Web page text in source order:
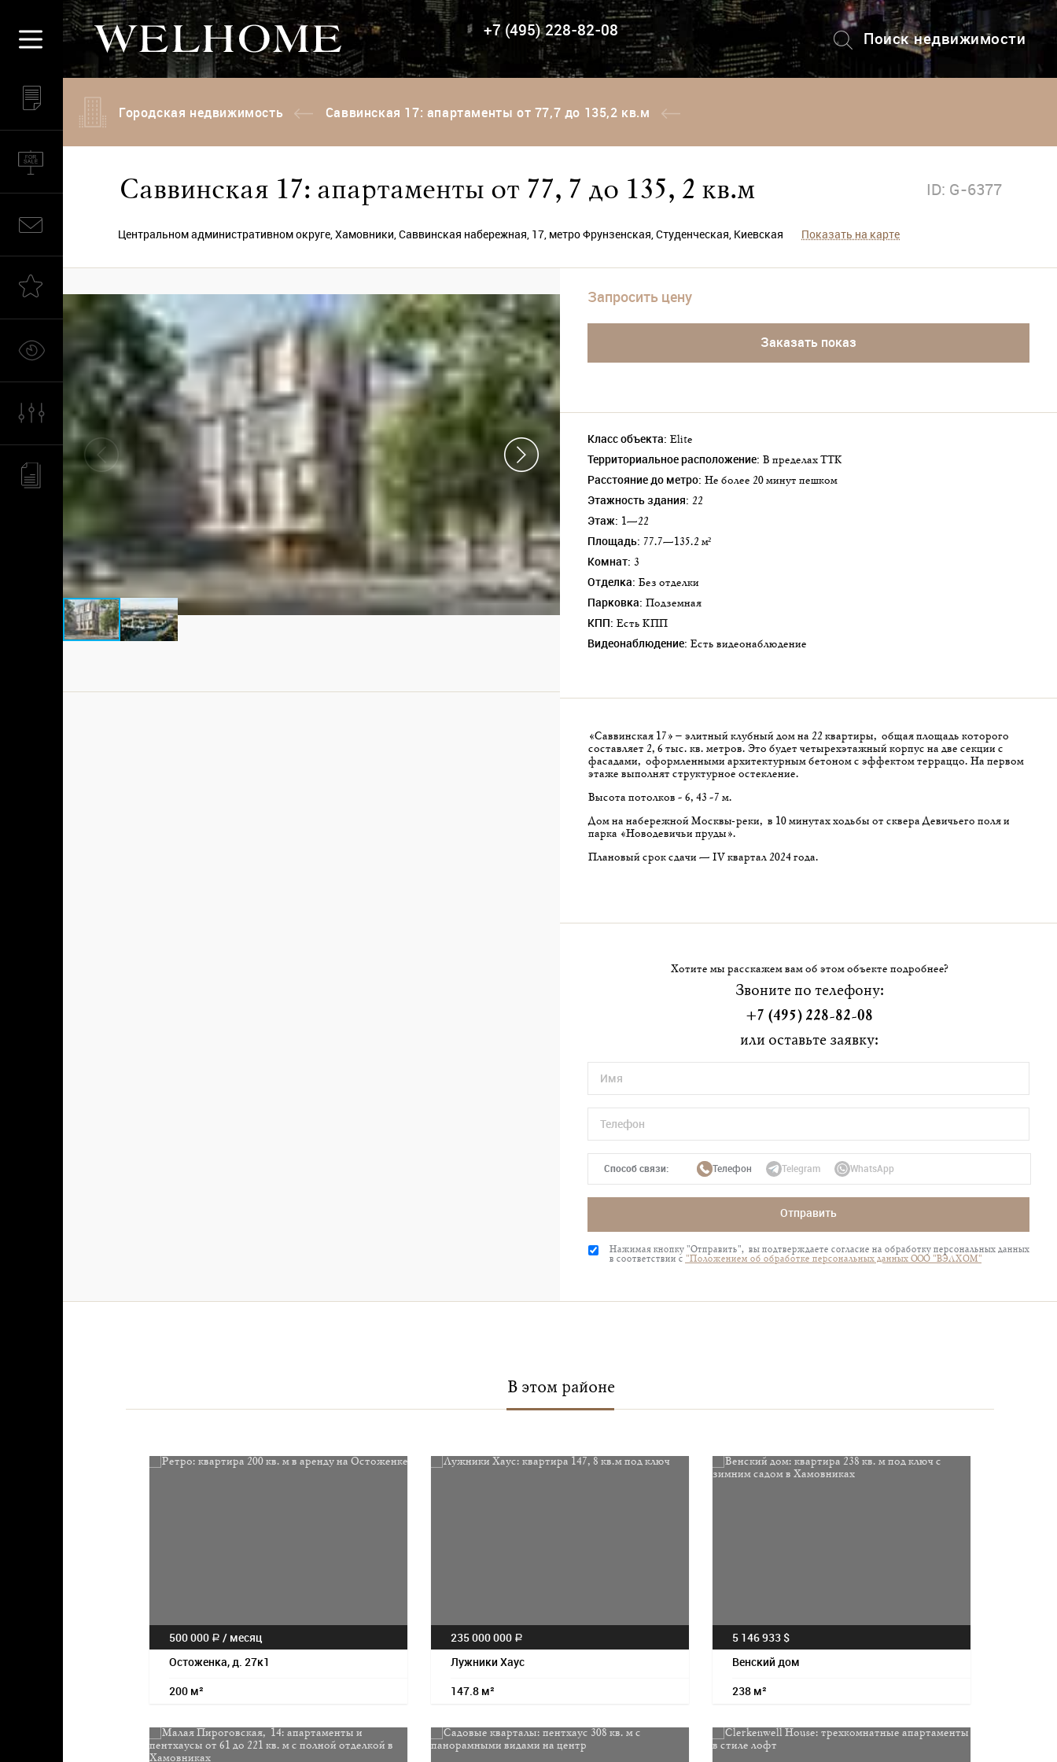
+7 (495) 228-82-08
Поиск недвижимости
+7 (495) 228-82-08
Городская недвижимость Саввинская 17: апартаменты от 77,7 до 135,2 кв.м
Саввинская 17: апартаменты от 77,7 до 135,2 кв.м ID: G-6377
Центральном административном округе, Хамовники, Саввинская набережная, 17, метро Фрунзенская, Студенческая, Киевская Показать на карте
Запросить цену
Заказать показ
Класс объекта: Elite
Территориальное расположение: в пределах ТТК
Расстояние до метро: не более 20 минут пешком
Этажность здания: 22
Этаж: 1—22
Площадь: 77.7—135.2 м²
Комнат: 3
Отделка: Без отделки
Парковка: подземная
КПП: Есть КПП
Видеонаблюдение: Есть видеонаблюдение
«Саввинская 17» – элитный клубный дом на 22 квартиры, общая площадь которого
составляет 2,6 тыс. кв. метров. Это будет четырехэтажный корпус на две секции с
фасадами, оформленными архитектурным бетоном с эффектом терраццо. На первом
этаже выполнят структурное остекление.
Высота потолков - 6,43 -7 м.
Дом на набережной Москвы‑реки, в 10 минутах ходьбы от сквера Девичьего поля и
парка «Новодевичьи пруды».
Плановый срок сдачи — IV квартал 2024 года.
Хотите мы расскажем вам об этом объекте подробнее?
Звоните по телефону:
+7 (495) 228-82-08
или оставьте заявку:
Способ связи: Телефон Telegram WhatsApp
Отправить
Нажимая кнопку "Отправить", вы подтверждаете согласие на обработку персональных данных
в соответствии с "Положением об обработке персональных данных ООО "ВЭЛХОМ"
В этом районе
500 000 a / месяц
Остоженка, д. 27к1
200 м²
235 000 000 a
Лужники Хаус
147.8 м²
5 146 933 $
Венский дом
238 м²